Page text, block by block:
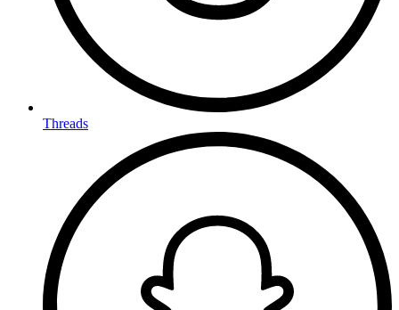
Threads